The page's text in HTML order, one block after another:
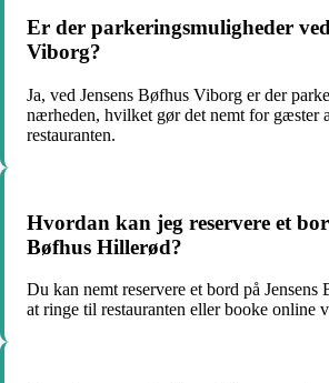
Er der parkeringsmuligheder
Viborg?
Ja, ved Jensens Bøfhus Viborg er der
nærheden, hvilket gør det nemt for gæster
restauranten.
Hvordan kan jeg reservere et
Bøfhus Hillerød?
Du kan nemt reservere et bord på
at ringe til restauranten eller booke online